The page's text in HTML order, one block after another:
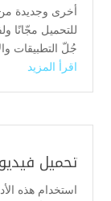
أخرى وجديدة من
للتحميل مجّانًا
جُلّ التطبيقات
اقرأ المزيد
تحميل
استخدام هذه